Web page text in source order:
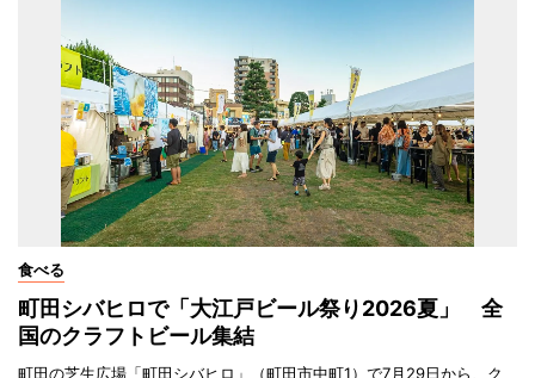
食べる
町田シバヒロで「大江戸ビール祭り2026夏」 全
国のクラフトビール集結
町田の芝生広場「町田シバヒロ」（町田市中町1）で7月29日から、ク